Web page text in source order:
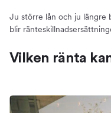
Ju större lån och ju längre
blir
Vilken ränta